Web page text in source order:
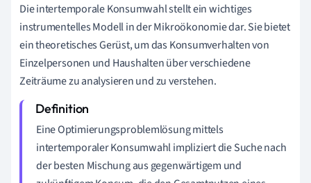
Die intertemporale Konsumwahl stellt ein wichtiges
instrumentelles Modell in der Mikroökonomie dar. Sie bietet
ein theoretisches Gerüst, um das Konsumverhalten von
Einzelpersonen und Haushalten über verschiedene
Zeiträume zu analysieren und zu verstehen.
Eine Optimierungsproblemlösung mittels
intertemporaler Konsumwahl impliziert die Suche nach
der besten Mischung aus gegenwärtigem und